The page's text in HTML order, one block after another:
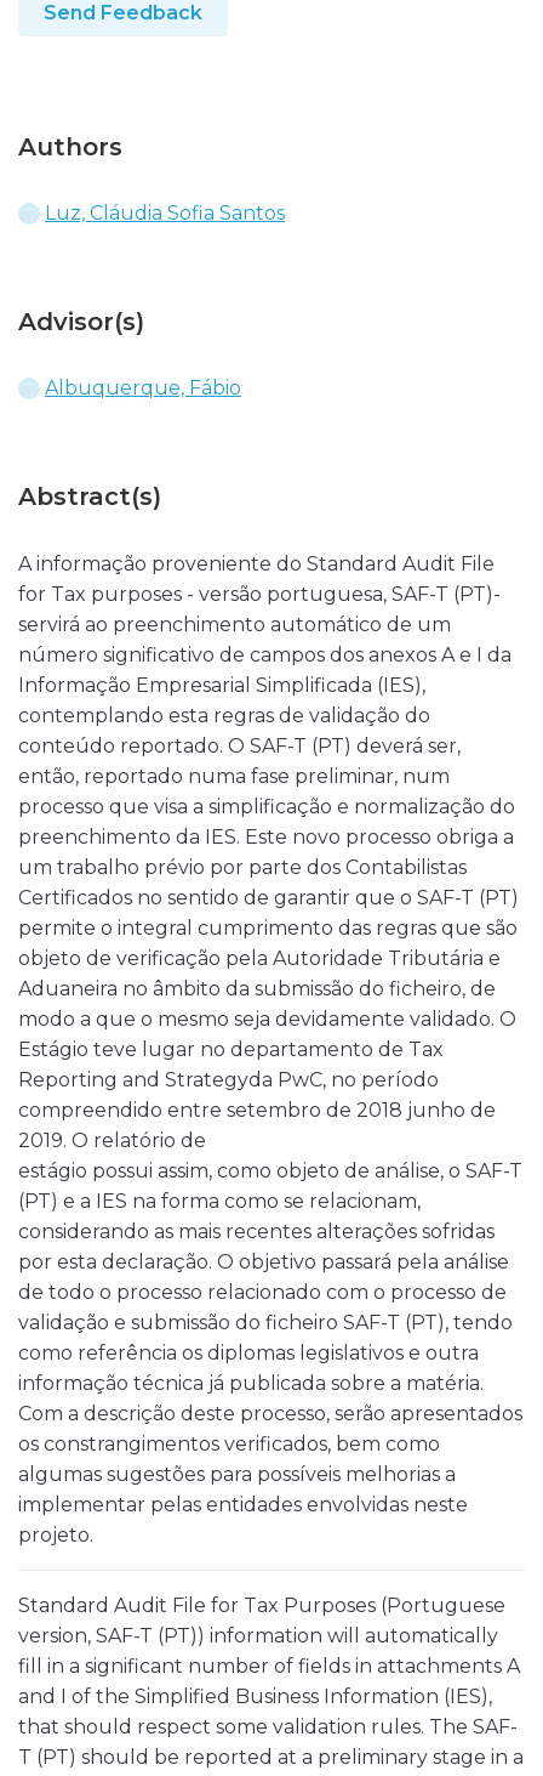
Send Feedback
Authors
Luz, Cláudia Sofia Santos
Advisor(s)
Albuquerque, Fábio
Abstract(s)
A informação proveniente do Standard Audit File
for Tax purposes - versão portuguesa, SAF-T (PT)-
servirá ao preenchimento automático de um
número significativo de campos dos anexos A e I da
Informação Empresarial Simplificada (IES),
contemplando esta regras de validação do
conteúdo reportado. O SAF-T (PT) deverá ser,
então, reportado numa fase preliminar, num
processo que visa a simplificação e normalização do
preenchimento da IES. Este novo processo obriga a
um trabalho prévio por parte dos Contabilistas
Certificados no sentido de garantir que o SAF-T (PT)
permite o integral cumprimento das regras que são
objeto de verificação pela Autoridade Tributária e
Aduaneira no âmbito da submissão do ficheiro, de
modo a que o mesmo seja devidamente validado. O
Estágio teve lugar no departamento de Tax
Reporting and Strategyda PwC, no período
compreendido entre setembro de 2018 junho de
2019. O relatório de
estágio possui assim, como objeto de análise, o SAF-T
(PT) e a IES na forma como se relacionam,
considerando as mais recentes alterações sofridas
por esta declaração. O objetivo passará pela análise
de todo o processo relacionado com o processo de
validação e submissão do ficheiro SAF-T (PT), tendo
como referência os diplomas legislativos e outra
informação técnica já publicada sobre a matéria.
Com a descrição deste processo, serão apresentados
os constrangimentos verificados, bem como
algumas sugestões para possíveis melhorias a
implementar pelas entidades envolvidas neste
projeto.
Standard Audit File for Tax Purposes (Portuguese
version, SAF-T (PT)) information will automatically
fill in a significant number of fields in attachments A
and I of the Simplified Business Information (IES),
that should respect some validation rules. The SAF-
T (PT) should be reported at a preliminary stage in a